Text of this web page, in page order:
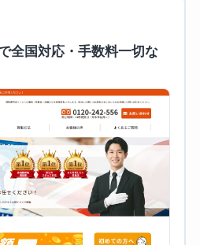
全国対応・手数料一切な